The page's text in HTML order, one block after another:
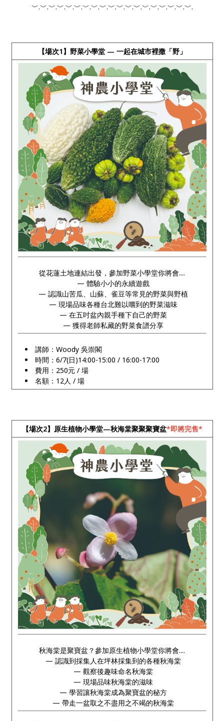
﹀.﹀.﹀.﹀.﹀.﹀.﹀.﹀.﹀.﹀.﹀.﹀.﹀.﹀.﹀.﹀.﹀.﹀.﹀.
【場次1】野菜小學堂 — 一起在城市裡撒「野」
從花蓮土地連結出發，參加野菜小學堂你將會....
— 體驗小小的永續遊戲
— 認識山苦瓜、山蘇、雀豆等常見的野菜與野植
— 現場品味各種台北難以嚐到的野菜滋味
— 在五吋盆內親手種下自己的野菜
— 獲得老師私藏的野菜食譜分享
講師：Woody 吳崇閣
時間：6/7(日)14:00-15:00 / 16:00-17:00
費用：250元 / 場
名額：12人 / 場
【場次2】原生植物小學堂—秋海棠聚聚聚寶盆*即將完售*
秋海棠是聚寶盆？參加原生植物小學堂你將會....
— 認識到採集人在坪林採集到的各種秋海棠
— 觀察後趣味命名秋海棠
— 現場品味秋海棠的滋味
— 學習讓秋海棠成為聚寶盆的秘方
— 帶走一盆取之不盡用之不竭的秋海棠